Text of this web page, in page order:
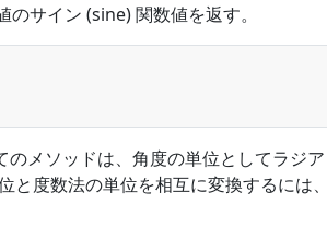
サイン (sine) 関数値を返す。
メソッドは、角度の単位としてラジ
と度数法の単位を相互に変換するには